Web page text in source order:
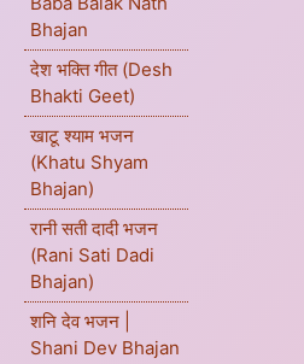
Bhajan
देश भक्ति गीत (Desh
Bhakti Geet)
खाटू श्याम भजन
(Khatu Shyam
Bhajan)
रानी सती दादी भजन
(Rani Sati Dadi
Bhajan)
शनि देव भजन |
Shani Dev Bhajan